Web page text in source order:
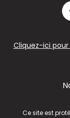
Cliquez-ici
Ce site est